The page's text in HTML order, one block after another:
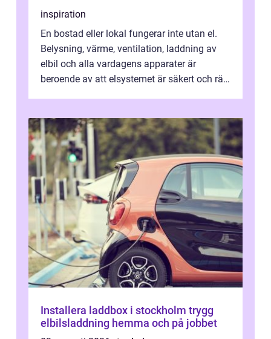
inspiration
En bostad eller lokal fungerar inte utan el.
Belysning, värme, ventilation, laddning av
elbil och alla vardagens apparater är
beroende av att elsystemet är säkert och rätt
Installera laddbox i stockholm trygg
elbilsladdning hemma och på jobbet